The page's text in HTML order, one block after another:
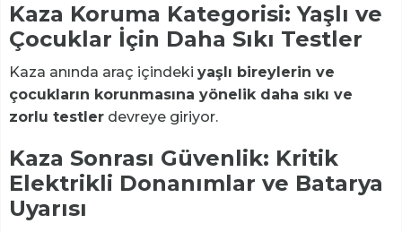
Kaza Koruma Kategorisi: Yaşlı ve
Çocuklar İçin Daha Sıkı Testler
Kaza anında araç içindeki yaşlı bireylerin ve
çocukların korunmasına yönelik daha sıkı ve
zorlu testler devreye giriyor.
Kaza Sonrası Güvenlik: Kritik
Elektrikli Donanımlar ve Batarya
Uyarısı